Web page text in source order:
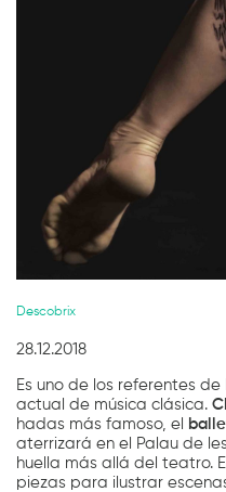
Descobrix
28.12.2018
Es uno de los referentes
actual de música clásica.
hadas más famoso, el
aterrizará en el Palau de
huella más allá del teatro.
piezas para ilustrar